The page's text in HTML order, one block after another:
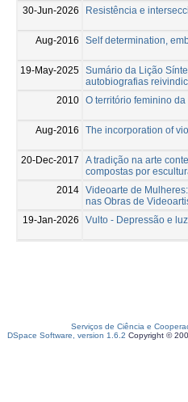
30-Jun-2026
Resistência e
Aug-2016 Self determination,
19-May-2025 Sumário da Lição
autobiografias
2010 O território feminino
Aug-2016 The incorporation of
20-Dec-2017
A tradição na arte
compostas por
2014 Videoarte de
nas Obras de
19-Jan-2026
Vulto - Depressão e
Serviços de Ciência e
DSpace Software, version 1.6.2 Copyright ©